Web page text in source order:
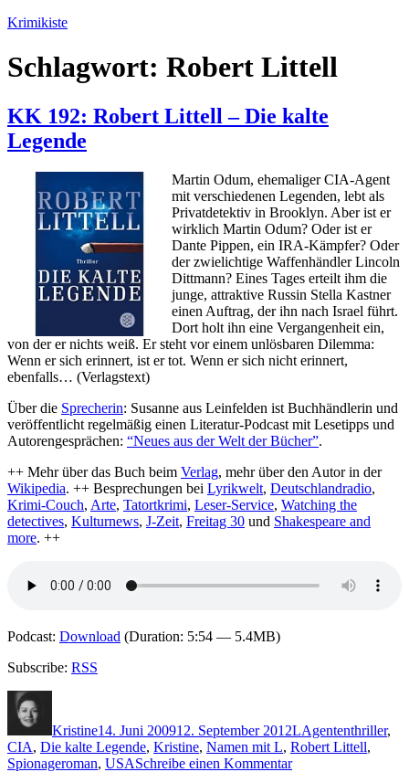
Zum
springen
Krimikiste
Schlagwort: Robert Littell
KK 192: Robert Littell – Die kalte
Legende
Martin Odum, ehemaliger CIA-Agent
mit verschiedenen Legenden, lebt als
Privatdetektiv in Brooklyn. Aber ist er
wirklich Martin Odum? Oder ist er
Dante Pippen, ein IRA-Kämpfer? Oder
der zwielichtige Waffenhändler Lincoln
Dittmann? Eines Tages erteilt ihm die
junge, attraktive Russin Stella Kastner
einen Auftrag, der ihn nach Israel führt.
Dort holt ihn eine Vergangenheit ein,
von der er nichts weiß. Er steht vor einem unlösbaren Dilemma:
Wenn er sich erinnert, ist er tot. Wenn er sich nicht erinnert,
ebenfalls… (Verlagstext)
Über die Sprecherin: Susanne aus Leinfelden ist Buchhändlerin und
veröffentlicht regelmäßig einen Literatur-Podcast mit Lesetipps und
Autorengesprächen: “Neues aus der Welt der Bücher”.
++ Mehr über das Buch beim Verlag, mehr über den Autor in der
Wikipedia. ++ Besprechungen bei Lyrikwelt, Deutschlandradio,
Krimi-Couch, Arte, Tatortkrimi, Leser-Service, Watching the
detectives, Kulturnews, J-Zeit, Freitag 30 und Shakespeare and
more. ++
Podcast: Download (Duration: 5:54 — 5.4MB)
Subscribe: RSS
Kristine14. Juni 200912. September 2012LAgententhriller,
CIA, Die kalte Legende, Kristine, Namen mit L, Robert Littell,
Spionageroman, USASchreibe einen Kommentarzu